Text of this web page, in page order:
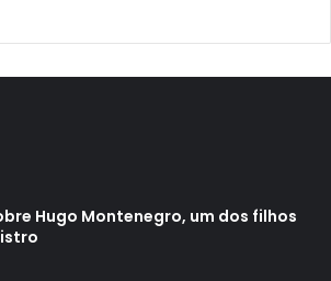
Hugo Montenegro, um dos filhos